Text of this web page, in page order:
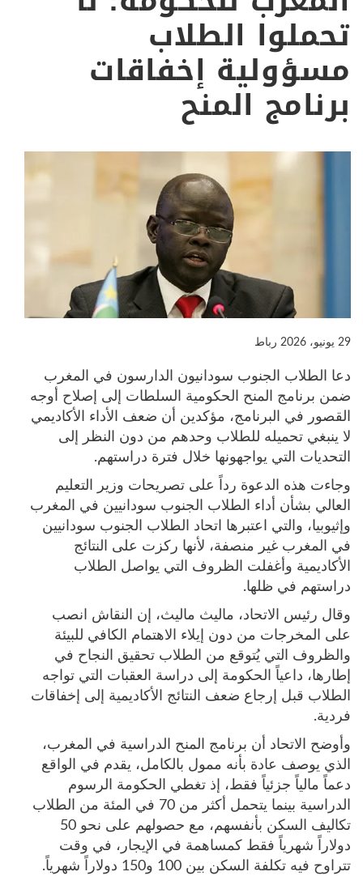
تحملوا الطلاب
مسؤولية إخفاقات
برنامج المنح
29 يونيو، 2026 رباط
دعا الطلاب الجنوب سودانيون الدارسون في المغرب
ضمن برنامج المنح الحكومية السلطات إلى إصلاح أوجه
القصور في البرنامج، مؤكدين أن ضعف الأداء الأكاديمي
لا ينبغي تحميله للطلاب وحدهم من دون النظر إلى
التحديات التي يواجهونها خلال فترة دراستهم.
وجاءت هذه الدعوة رداً على تصريحات وزير التعليم
العالي بشأن أداء الطلاب الجنوب سودانيين في المغرب
وإثيوبيا، والتي اعتبرها اتحاد الطلاب الجنوب سودانيين
في المغرب غير منصفة، لأنها ركزت على النتائج
الأكاديمية وأغفلت الظروف التي يواصل الطلاب
دراستهم في ظلها.
وقال رئيس الاتحاد، ماليث ماليث، إن النقاش انصب
على المخرجات من دون إيلاء الاهتمام الكافي للبيئة
والظروف التي يُتوقع من الطلاب تحقيق النجاح في
إطارها، داعياً الحكومة إلى دراسة العقبات التي تواجه
الطلاب قبل إرجاع ضعف النتائج الأكاديمية إلى إخفاقات
فردية.
وأوضح الاتحاد أن برنامج المنح الدراسية في المغرب،
الذي يوصف عادة بأنه ممول بالكامل، يقدم في الواقع
دعماً مالياً جزئياً فقط، إذ تغطي الحكومة الرسوم
الدراسية بينما يتحمل أكثر من 70 في المئة من الطلاب
تكاليف السكن بأنفسهم، مع حصولهم على نحو 50
دولاراً شهرياً فقط كمساهمة في الإيجار، في وقت
تتراوح فيه تكلفة السكن بين 100 و150 دولاراً شهرياً.